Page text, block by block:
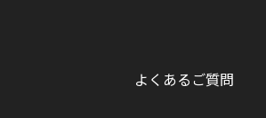
よくあるご質問